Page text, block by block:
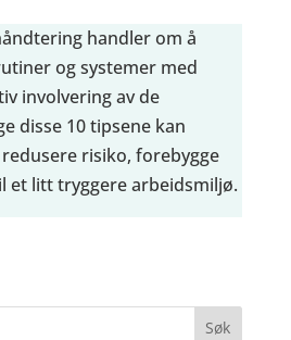
handler om å
og systemer med
involvering av de
disse 10 tipsene kan
risiko, forebygge
et litt tryggere arbeidsmiljø.
Søk